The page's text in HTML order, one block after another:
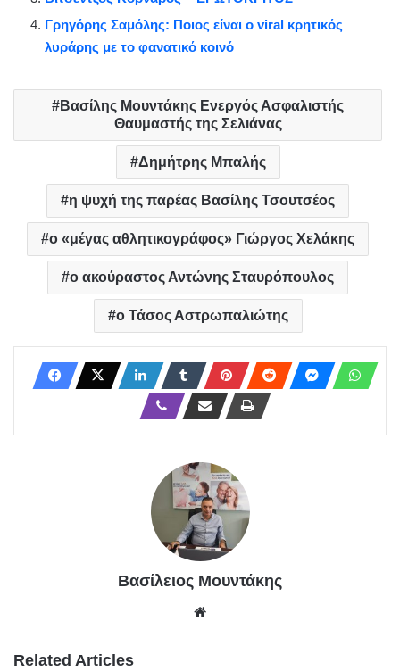
Γρηγόρης Σαμόλης: Ποιος είναι ο viral κρητικός
λυράρης με το φανατικό κοινό
Βασίλης Μουντάκης Ενεργός Ασφαλιστής
Θαυμαστής της Σελιάνας
Δημήτρης Μπαλής
η ψυχή της παρέας Βασίλης Τσουτσέος
ο «μέγας αθλητικογράφος» Γιώργος Χελάκης
ο ακούραστος Αντώνης Σταυρόπουλος
ο Τάσος Αστρωπαλιώτης
Βασίλειος Μουντάκης
Related Articles